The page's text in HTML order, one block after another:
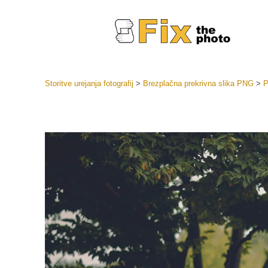
ponudbe
Mobilne
Storitve urejanja fotografij > Brezplačna prekrivna slika PNG>